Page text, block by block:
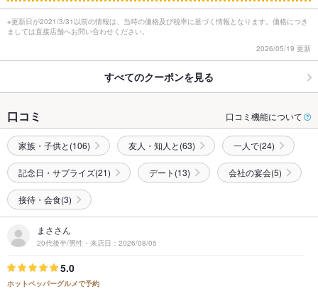
※更新日が2021/3/31以前の情報は、当時の価格及び税率に基づく情報となります。価格につき
ましては直接店舗へお問い合わせください。
2026/05/19 更新
すべてのクーポンを見る
口コミ 口コミ機能について
家族・子供と(106) 友人・知人と(63) 一人で(24)
記念日・サプライズ(21) デート(13) 会社の宴会(5)
接待・会食(3)
まささん
20代後半/男性・来店日：2026/08/05
5.0
ホットペッパーグルメで予約